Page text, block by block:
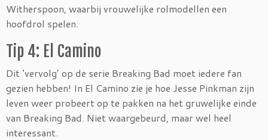
Witherspoon, waarbij vrouwelijke rolmodellen een
hoofdrol spelen.
Tip 4: El Camino
Dit ‘vervolg’ op de serie Breaking Bad moet iedere fan
gezien hebben! In El Camino zie je hoe Jesse Pinkman zijn
leven weer probeert op te pakken na het gruwelijke einde
van Breaking Bad. Niet waargebeurd, maar wel heel
interessant.